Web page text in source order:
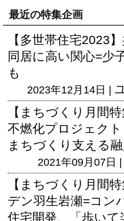
最近の特集企画
【多世帯住宅2023
同居に高い関心=少
も
2023年12月14日 |
【まちづくり月間
不燃化プロジェクト
まちづくり支える
2021年09月07日 |
【まちづくり月間
デン羽生岩瀬=コン
住宅開発、「歩い